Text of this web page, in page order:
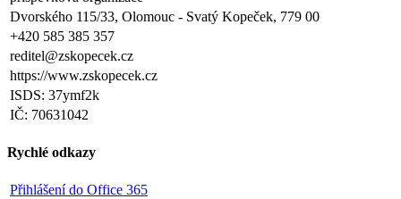
Dvorského 115/33, Olomouc - Svatý Kopeček, 779 00
+420 585 385 357
reditel@zskopecek.cz
https://www.zskopecek.cz
ISDS: 37ymf2k
IČ: 70631042
Rychlé odkazy
Přihlášení do Office 365